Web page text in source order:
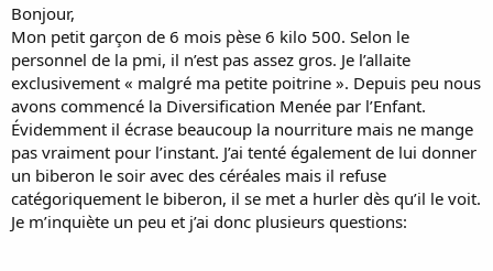
r
Bonjour,
Mon petit garçon de 6 mois pèse 6 kilo 500. Selon le
personnel de la pmi, il n’est pas assez gros. Je l’allaite
exclusivement « malgré ma petite poitrine ». Depuis peu nous
avons commencé la Diversification Menée par l’Enfant.
Évidemment il écrase beaucoup la nourriture mais ne mange
pas vraiment pour l’instant. J’ai tenté également de lui donner
un biberon le soir avec des céréales mais il refuse
catégoriquement le biberon, il se met a hurler dès qu’il le voit.
Je m’inquiète un peu et j’ai donc plusieurs questions: